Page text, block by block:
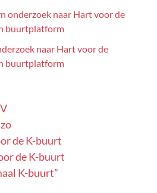
onderzoek naar Hart voor de
buurtplatform
naar Hart voor de
buurtplatform
de K-buurt
de K-buurt
K-buurt”